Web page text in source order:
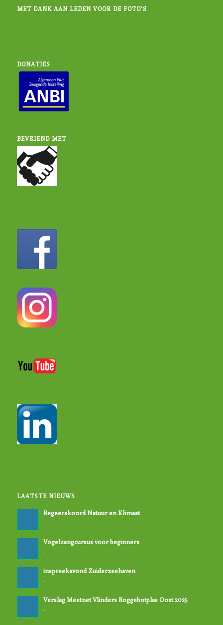
MET DANK AAN LEDEN VOOR DE FOTO’S
DONATIES
BEVRIEND MET
LAATSTE NIEUWS
Regeerakoord Natuur en Klimaat
-
Vogelzangcursus voor beginners
-
inspreekavond Zuiderzeehaven
-
Verslag Meetnet Vlinders Roggebotplas Oost 2025
-